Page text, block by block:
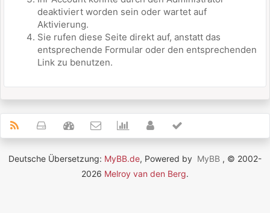
deaktiviert worden sein oder wartet auf
Aktivierung.
Sie rufen diese Seite direkt auf, anstatt das
entsprechende Formular oder den entsprechenden
Link zu benutzen.
Deutsche Übersetzung: MyBB.de, Powered by MyBB , © 2002-
2026 Melroy van den Berg.